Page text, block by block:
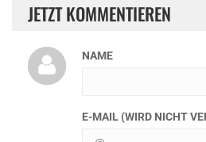
JETZT KOMMENTIEREN
NAME
E-MAIL (WIRD NICHT